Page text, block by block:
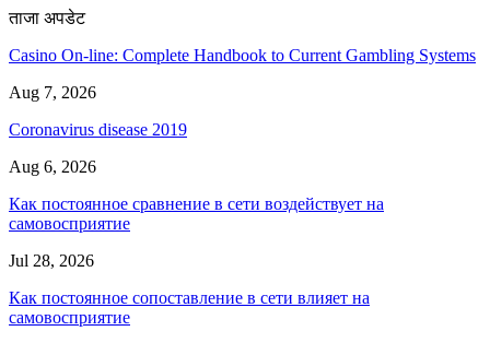
ताजा अपडेट
Casino On-line: Complete Handbook to Current Gambling Systems
Aug 7, 2026
Coronavirus disease 2019
Aug 6, 2026
Как постоянное сравнение в сети воздействует на
самовосприятие
Jul 28, 2026
Как постоянное сопоставление в сети влияет на
самовосприятие